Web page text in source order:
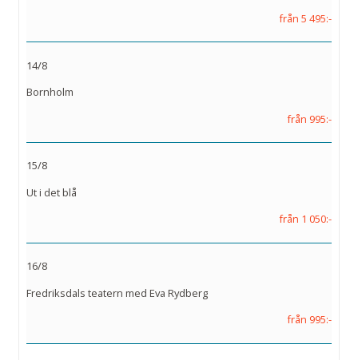
från 5 495:-
14/8
Bornholm
från 995:-
15/8
Ut i det blå
från 1 050:-
16/8
Fredriksdals teatern med Eva Rydberg
från 995:-